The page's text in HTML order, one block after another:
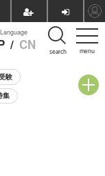
menu
Language
/ CN search
験
集